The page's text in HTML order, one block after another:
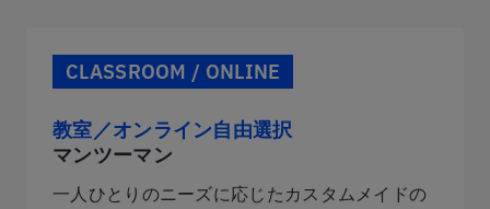
CLASSROOM / ONLINE
教室／オンライン自由選択
マンツーマン
一人ひとりのニーズに応じたカスタムメイドの